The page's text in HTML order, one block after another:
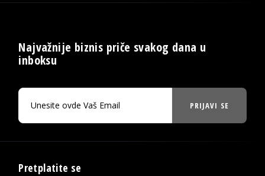
Najvažnije biznis priče svakog dana u
inboksu
PRIJAVI SE
Pretplatite se